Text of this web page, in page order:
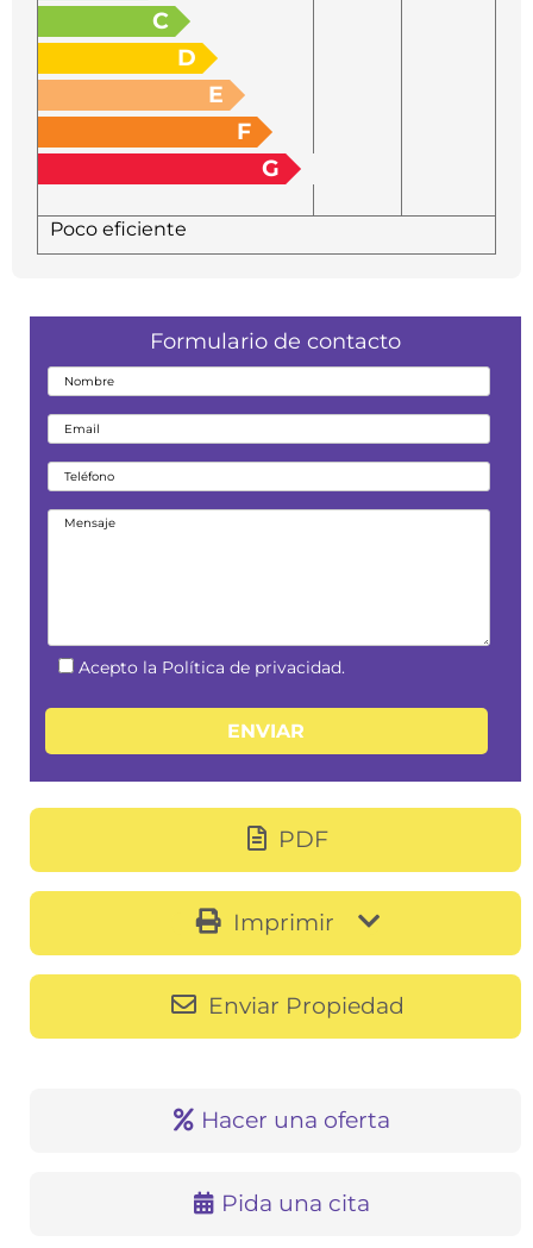
C
D
E
F
G
Poco eficiente
Formulario de contacto
Acepto la Política de privacidad.
PDF
Imprimir
Enviar Propiedad
Hacer una oferta
Pida una cita